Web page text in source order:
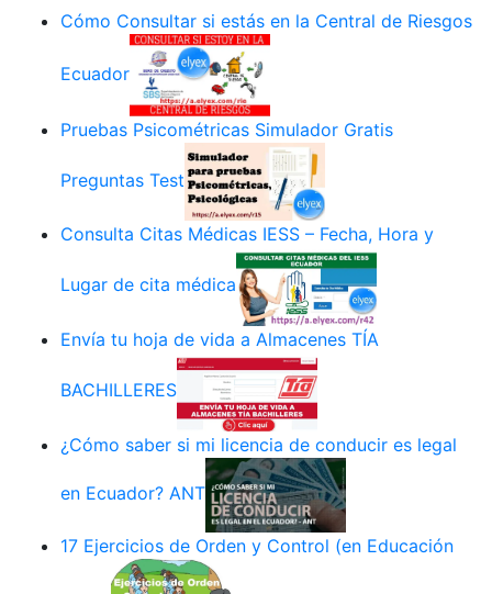
Cómo Consultar si estás en la Central de Riesgos
Ecuador
Pruebas Psicométricas Simulador Gratis
Preguntas Test
Consulta Citas Médicas IESS – Fecha, Hora y
Lugar de cita médica
Envía tu hoja de vida a Almacenes TÍA
BACHILLERES
¿Cómo saber si mi licencia de conducir es legal
en Ecuador? ANT
17 Ejercicios de Orden y Control (en Educación